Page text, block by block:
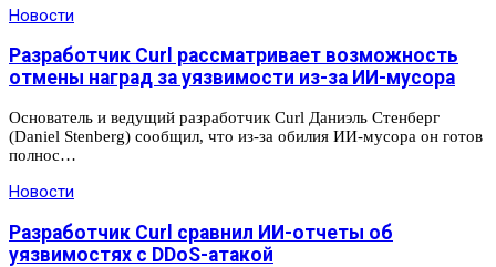
Новости
Разработчик Curl рассматривает возможность
отмены наград за уязвимости из-за ИИ-мусора
Основатель и ведущий разработчик Curl Даниэль Стенберг
(Daniel Stenberg) сообщил, что из-за обилия ИИ-мусора он готов
полнос…
Новости
Разработчик Curl сравнил ИИ-отчеты об
уязвимостях с DDoS-атакой